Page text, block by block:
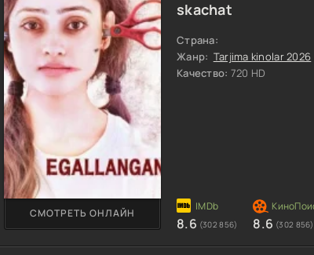
skachat
Страна:
Жанр: Tarjima kinolar 2026
Качество: 720 HD
СМОТРЕТЬ ОНЛАЙН
8.6 (302 856) 8.6 (302 856)